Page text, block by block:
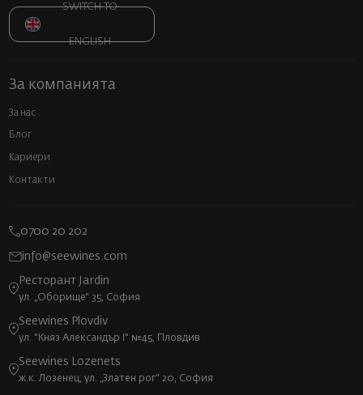
SWITCH TO
ENGLISH
За компанията
За нас
Блог
Кариери
Контакти
0700 20 202
info@seewines.com
Ресторант Jardin
ул. „Оборище“ 35, София
Seewines Plovdiv
ул. "Княз Александър I" №45, Пловдив
Seewines Lozenets
ж.к. Лозенец, ул. „Златен рог“ 20, София